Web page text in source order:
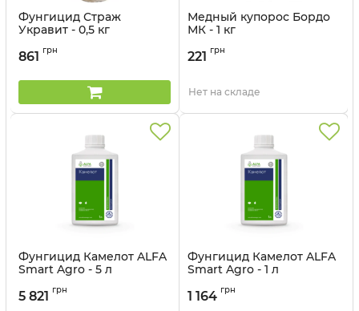
Фунгицид Страж
Укравит - 0,5 кг
861 грн
Медный купорос Бордо
МК - 1 кг
221 грн
Нет на складе
Фунгицид Камелот ALFA
Smart Agro - 5 л
5 821 грн
Фунгицид Камелот ALFA
Smart Agro - 1 л
1 164 грн